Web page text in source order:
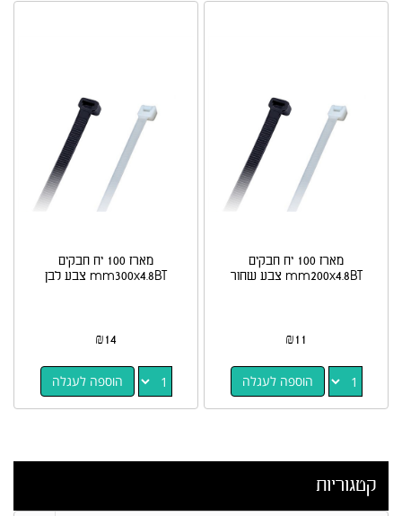
מארז 100 יח חבקים
mm200x4.8BT צבע שחור
₪11
הוספה לעגלה
מארז 100 יח חבקים
mm300x4.8BT צבע לבן
₪14
הוספה לעגלה
קטגוריות